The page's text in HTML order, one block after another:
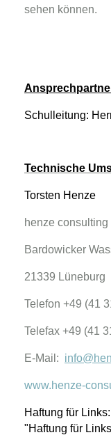
sehen können.
Schulleitung:
Technische
Torsten Henze
henze consulting
Bardowicker
21339 Lüneburg
Telefon +49 (41
Telefax +49 (41
E-Mail:
www.henze-
Haftung für
"Haftung für